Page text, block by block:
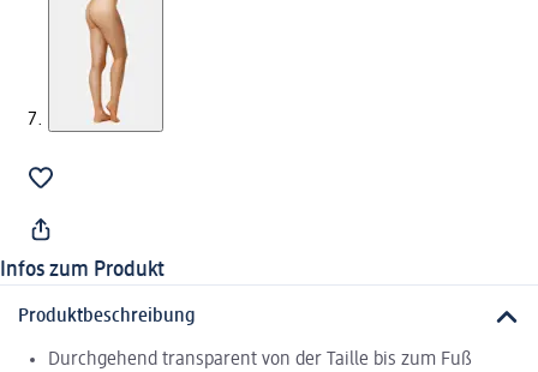
Infos zum Produkt
Produktbeschreibung
Durchgehend transparent von der Taille bis zum Fuß